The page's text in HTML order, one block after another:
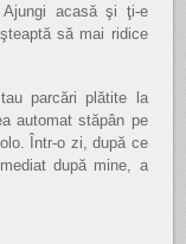
Ajungi acasă şi ţi-e
să mai ridice
parcări plătite la
automat stăpân pe
Într-o zi, după ce
după mine, a